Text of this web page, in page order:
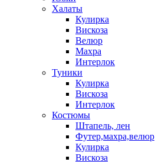
Халаты
Кулирка
Вискоза
Велюр
Махра
Интерлок
Туники
Кулирка
Вискоза
Интерлок
Костюмы
Штапель, лен
Футер,махра,велюр
Кулирка
Вискоза